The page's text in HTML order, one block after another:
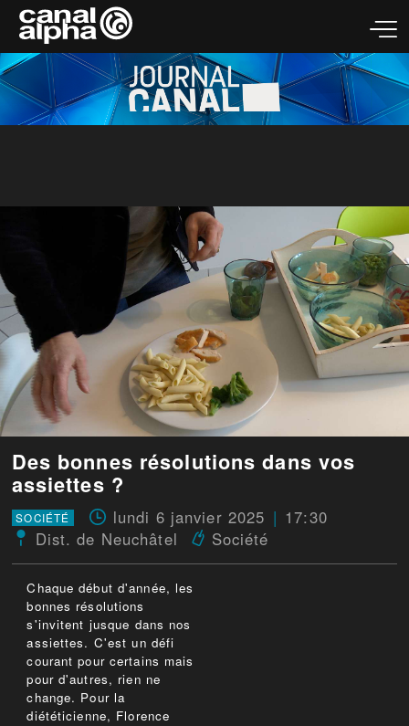
Des bonnes résolutions dans vos
assiettes ?
SOCIÉTÉ lundi 6 janvier 2025
17:30
Dist. de Neuchâtel
Société
Chaque début d'année, les
bonnes résolutions
s'invitent jusque dans nos
assiettes. C'est un défi
courant pour certains mais
pour d'autres, rien ne
change. Pour la
diététicienne, Florence